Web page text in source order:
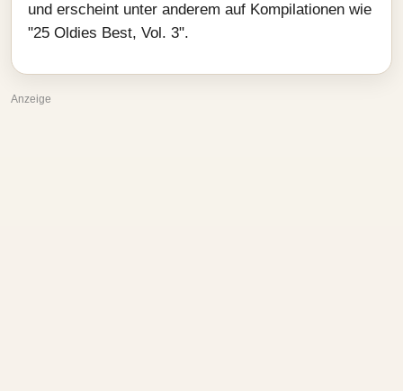
und erscheint unter anderem auf Kompilationen wie
"25 Oldies Best, Vol. 3".
Anzeige